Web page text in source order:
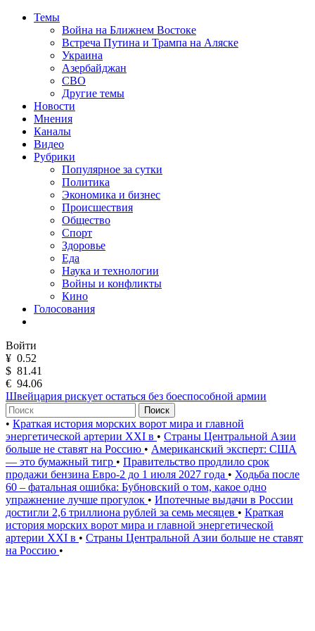
Темы
Война на Ближнем Востоке
Встреча Путина и Трампа на Аляске
Украина
Азербайджан
СВО
Другие темы
Новости
Мнения
Каналы
Видео
Рубрики
Популярное за сутки
Политика
Экономика и бизнес
Происшествия
Общество
Спорт
Здоровье
Еда
Наука и технологии
Войны и конфликты
Кино
Голосования
Войти
¥ 0.52
$ 81.41
€ 94.06
Швейцария рискует остаться без боеспособной армии
Поиск
• Краткая история морских ворот мира и главной
энергетической артерии XXI в • Страны Центральной Азии
больше не ставят на Россию • Американский эксперт: США
— это бумажный тигр • Правительство продлило срок
продажи бензина Евро-2 до 1 июля 2027 года • Ходьба после
60 – фатальная ошибка: Бубновский о том, какое одно
упражнение лучше прогулок • Ипотечные выдачи в России
достигли 2,6 триллиона рублей за семь месяцев • Краткая
история морских ворот мира и главной энергетической
артерии XXI в • Страны Центральной Азии больше не ставят
на Россию •